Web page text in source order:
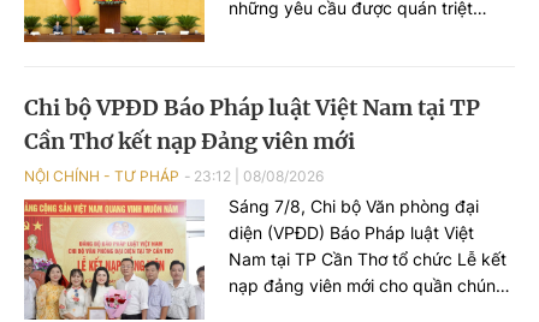
những yêu cầu được quán triệt
phòng, an ninh quốc gia nhưng
không cản trở hoạt động dân sự,
sản xuất, kinh doanh, nghiên cứu
pháp.
Chi bộ VPĐD Báo Pháp luật Việt Nam tại TP
Cần Thơ kết nạp Đảng viên mới
NỘI CHÍNH - TƯ PHÁP 23:12 08/08/2026
Sáng 7/8, Chi bộ Văn phòng đại
diện (VPĐD) Báo Pháp luật Việt
Nam tại TP Cần Thơ tổ chức Lễ kết
nạp đảng viên mới cho quần chúng